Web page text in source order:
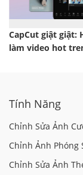
CapCut giật giật:
làm video hot
Tính Năng
Chỉnh Sửa Ảnh
Chỉnh Ảnh Phóng
Chỉnh Sửa Ảnh